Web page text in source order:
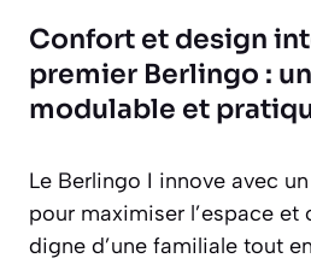
Confort et design
premier Berlingo :
modulable et
Le Berlingo I innove avec
pour maximiser l’espace
digne d’une familiale tout